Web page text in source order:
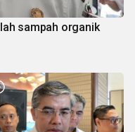
sampah organik